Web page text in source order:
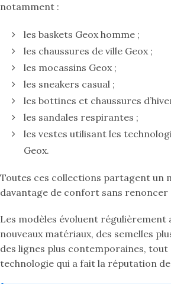
notamment :
les baskets Geox homme ;
les chaussures de ville Geox ;
les mocassins Geox ;
les sneakers casual ;
les bottines et chaussures
les sandales respirantes ;
les vestes utilisant les
Geox.
Toutes ces collections partagent un
davantage de confort sans renoncer
Les modèles évoluent régulièrement
nouveaux matériaux, des semelles
des lignes plus contemporaines,
technologie qui a fait la réputation